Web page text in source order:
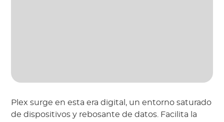
Plex surge en esta era digital, un entorno saturado
de dispositivos y rebosante de datos. Facilita la